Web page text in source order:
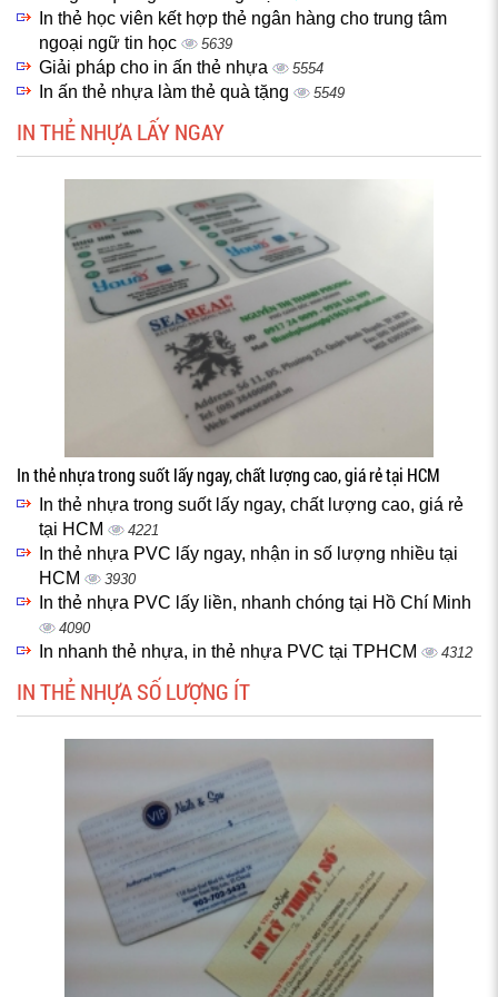
In thẻ học viên kết hợp thẻ ngân hàng cho trung tâm
ngoại ngữ tin học
5639
Giải pháp cho in ấn thẻ nhựa 5554
In ấn thẻ nhựa làm thẻ quà tặng 5549
IN THẺ NHỰA LẤY NGAY
In thẻ nhựa trong suốt lấy ngay, chất lượng cao, giá rẻ tại HCM
In thẻ nhựa trong suốt lấy ngay, chất lượng cao, giá rẻ
tại HCM
4221
In thẻ nhựa PVC lấy ngay, nhận in số lượng nhiều tại
HCM
3930
In thẻ nhựa PVC lấy liền, nhanh chóng tại Hồ Chí Minh
4090
In nhanh thẻ nhựa, in thẻ nhựa PVC tại TPHCM 4312
IN THẺ NHỰA SỐ LƯỢNG ÍT